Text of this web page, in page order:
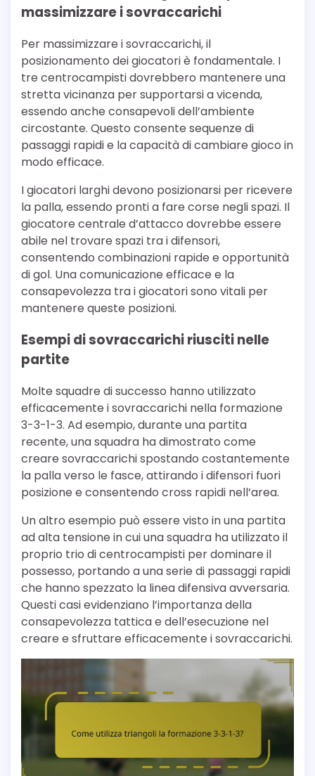
massimizzare i sovraccarichi
Per massimizzare i sovraccarichi, il
posizionamento dei giocatori è fondamentale. I
tre centrocampisti dovrebbero mantenere una
stretta vicinanza per supportarsi a vicenda,
essendo anche consapevoli dell’ambiente
circostante. Questo consente sequenze di
passaggi rapidi e la capacità di cambiare gioco in
modo efficace.
I giocatori larghi devono posizionarsi per ricevere
la palla, essendo pronti a fare corse negli spazi. Il
giocatore centrale d’attacco dovrebbe essere
abile nel trovare spazi tra i difensori,
consentendo combinazioni rapide e opportunità
di gol. Una comunicazione efficace e la
consapevolezza tra i giocatori sono vitali per
mantenere queste posizioni.
Esempi di sovraccarichi riusciti nelle
partite
Molte squadre di successo hanno utilizzato
efficacemente i sovraccarichi nella formazione
3-3-1-3. Ad esempio, durante una partita
recente, una squadra ha dimostrato come
creare sovraccarichi spostando costantemente
la palla verso le fasce, attirando i difensori fuori
posizione e consentendo cross rapidi nell’area.
Un altro esempio può essere visto in una partita
ad alta tensione in cui una squadra ha utilizzato il
proprio trio di centrocampisti per dominare il
possesso, portando a una serie di passaggi rapidi
che hanno spezzato la linea difensiva avversaria.
Questi casi evidenziano l’importanza della
consapevolezza tattica e dell’esecuzione nel
creare e sfruttare efficacemente i sovraccarichi.